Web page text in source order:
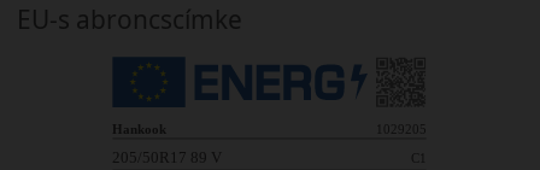
EU-s abroncscímke